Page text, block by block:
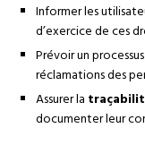
Informer les
d’exercice de ces
Prévoir un
réclamations des
Assurer la
documenter leur